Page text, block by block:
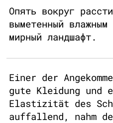
Опять вокруг
выметенный
мирный ландшафт.
Einer der
gute Kleidung und
Elastizität des
auffallend, nahm